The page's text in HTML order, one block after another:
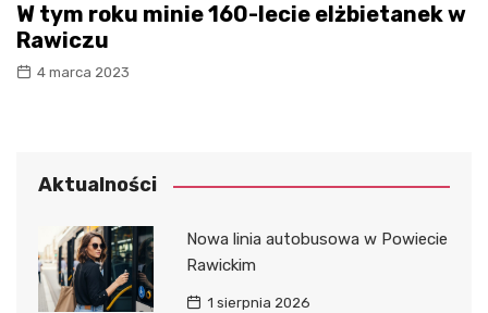
W tym roku minie 160-lecie elżbietanek w
Rawiczu
4 marca 2023
Aktualności
Nowa linia autobusowa w Powiecie
Rawickim
1 sierpnia 2026